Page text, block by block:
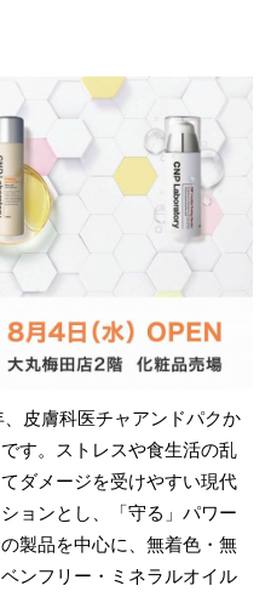
皮膚科医チャアンドパクか
す。ストレスや食生活の乱
ダメージを受けやすい現代
ョンとし、「守る」パワー
製品を中心に、無着色・無
ンフリー・ミネラルオイル